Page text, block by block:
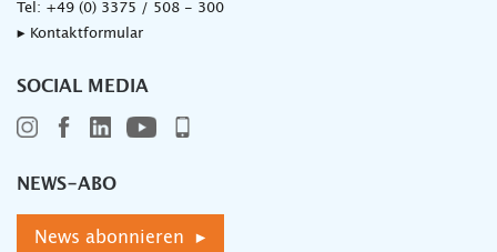
Tel: +49 (0) 3375 / 508 - 300
▸ Kontaktformular
SOCIAL MEDIA
NEWS-ABO
News abonnieren ▸